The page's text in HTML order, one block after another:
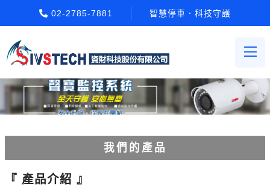
02-2785-7881 智慧停車．科技守護
我們的產品
電動柵欄機系列
『 產品介紹 』